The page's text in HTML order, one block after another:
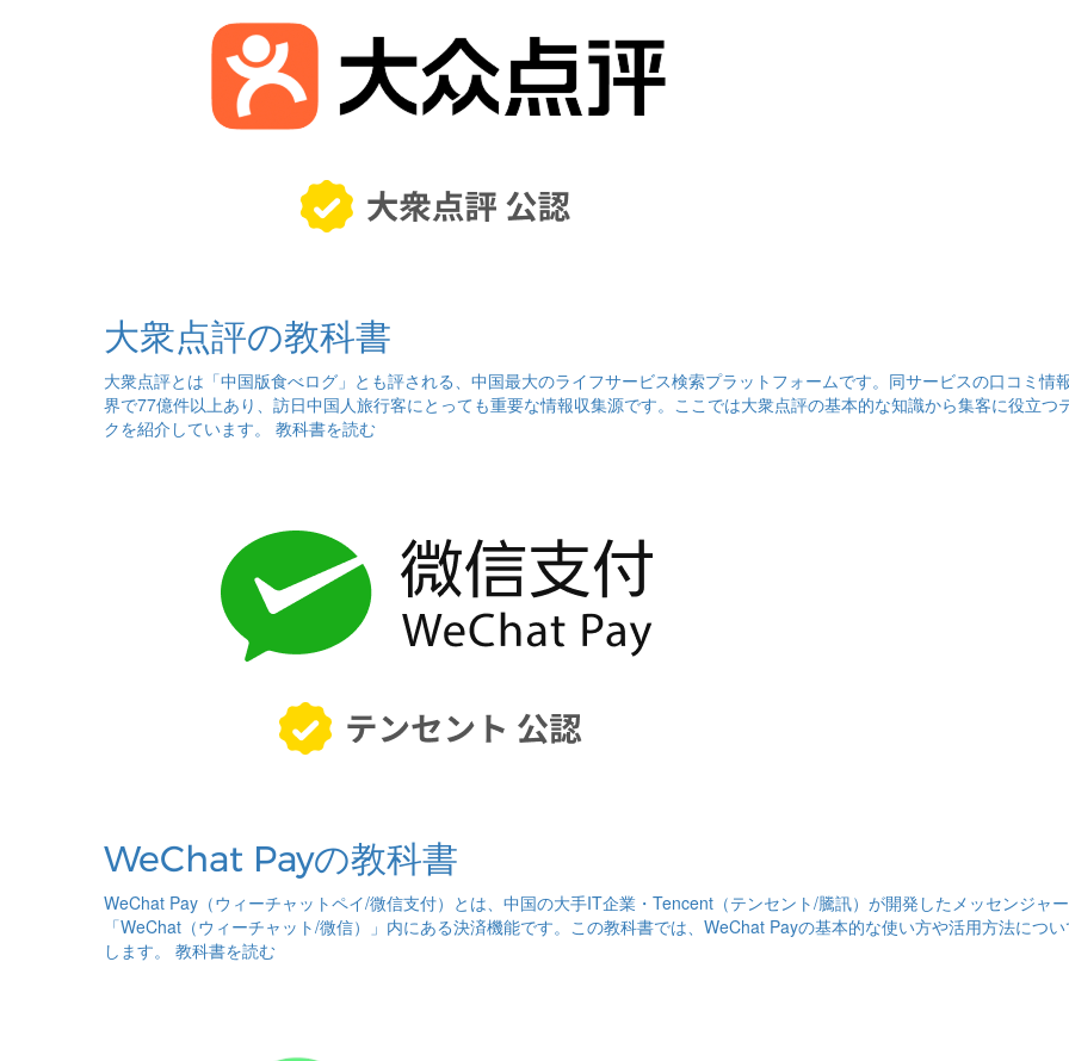
大衆点評の教科書
大衆点評とは「中国版食べログ」とも評される、中国最大のライフサービス検索プラットフォームです。同サービスの口コミ情
界で77億件以上あり、訪日中国人旅行客にとっても重要な情報収集源です。ここでは大衆点評の基本的な知識から集客に役立つ
クを紹介しています。 教科書を読む
WeChat Payの教科書
WeChat Pay（ウィーチャットペイ/微信支付）とは、中国の大手IT企業・Tencent（テンセント/騰訊）が開発したメッセンジャ
「WeChat（ウィーチャット/微信）」内にある決済機能です。この教科書では、WeChat Payの基本的な使い方や活用方法につ
します。 教科書を読む